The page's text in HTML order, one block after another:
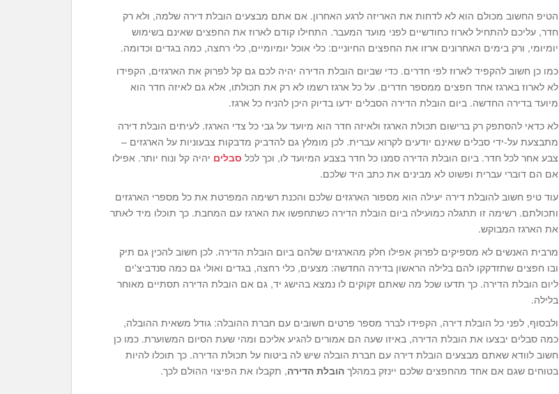
הטיפ החשוב מכולם הוא לא לדחות את האריזה לרגע האחרון. אם אתם מבצעים הובלת דירה שלמה, ולא רק
חדר, עליכם להתחיל לארוז כחודשיים לפני מועד המעבר. התחילו קודם לארוז את החפצים שאינם בשימוש
יומיומי, ורק בימים האחרונים ארזו את החפצים החיוניים: כלי אוכל יומיומיים, כלי רחצה, כמה בגדים וכדומה.
כמו כן חשוב להקפיד לארוז לפי חדרים. כדי שביום הובלת הדירה יהיה לכם גם קל לפרוק את הארגזים, הקפידו
לא לארוז בארגז אחד חפצים ממספר חדרים. על כל ארגז רשמו לא רק את תכולתו, אלא גם לאיזה חדר הוא
מיועד בדירה החדשה. ביום הובלת הדירה הסבלים ידעו בדיוק היכן להניח כל ארגז.
לא כדאי להסתפק רק ברישום תכולת הארגז ולאיזה חדר הוא מיועד על גבי כל צדי הארגז. לעיתים הובלת דירה
מתבצעת על-ידי סבלים שאינם יודעים לקרוא עברית. לכן מומלץ גם להדביק מדבקות צבעוניות על הארגזים –
צבע אחר לכל חדר. ביום הובלת הדירה סמנו כל חדר בצבע המיועד לו, וכך לכל סבלים יהיה קל ונוח יותר. אפילו
אם הם דוברי עברית ופשוט לא מבינים את כתב היד שלכם.
עוד טיפ חשוב להובלת דירה יעילה הוא מספור הארגזים שלכם והכנת רשימה המפרטת את כל מספרי הארגזים
ותכולתם. רשימה זו תתגלה כמועילה ביום הובלת הדירה כשתחפשו את הארגז עם המחבת. כך תוכלו מיד לאתר
את הארגז המבוקש.
מרבית האנשים לא מספיקים לפרוק אפילו חלק מהארגזים שלהם ביום הובלת הדירה. לכן חשוב להכין גם תיק
ובו חפצים שתזדקקו להם בלילה הראשון בדירה החדשה: מצעים, כלי רחצה, בגדים ואולי גם כמה סנדביצ'ים
ליום הובלת הדירה. כך תדעו שכל מה שאתם זקוקים לו נמצא בהישג יד, גם אם הובלת הדירה תסתיים מאוחר
בלילה.
ולבסוף, לפני כל הובלת דירה, הקפידו לברר מספר פרטים חשובים עם חברת ההובלה: גודל משאית ההובלה,
כמה סבלים יבצעו את הובלת הדירה, באיזו שעה הם אמורים להגיע אליכם ומהי שעת הסיום המשוערת. כמו כן
חשוב לוודא שאתם מבצעים הובלת דירה עם חברת הובלה שיש לה ביטוח על תכולת הדירה. כך תוכלו להיות
בטוחים שגם אם אחד מהחפצים שלכם יינזק במהלך הובלת הדירה, תקבלו את הפיצוי ההולם לכך.